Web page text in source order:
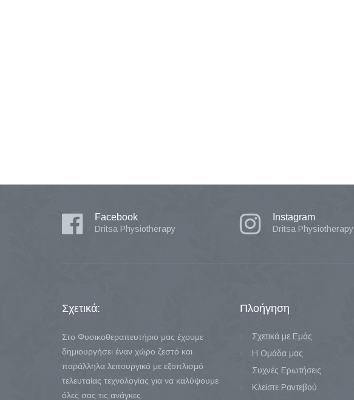
Facebook
Dritsa Physiotherapy
Instagram
Dritsa Physiotherapy
Σχετικά:
Στο Φυσικοθεραπευτήριο μας έχουμε
δημιουργήσει έναν χώρο ζεστό και
παράλληλα λειτουργικό με εξοπλισμό
τελευταίας τεχνολογίας για να καλύψουμε
όλες σας τις ανάγκες.
Πλοήγηση
Σχετικά με Εμάς
Η Ομάδα μας
Συχνές Ερωτήσεις
Κλείστε Ραντεβού